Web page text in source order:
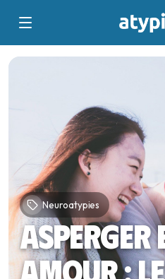
Neuroatypies
Asperger
amour :